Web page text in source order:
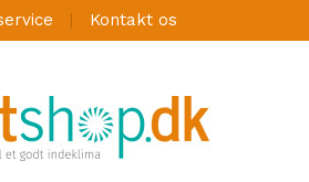
Kontakt os